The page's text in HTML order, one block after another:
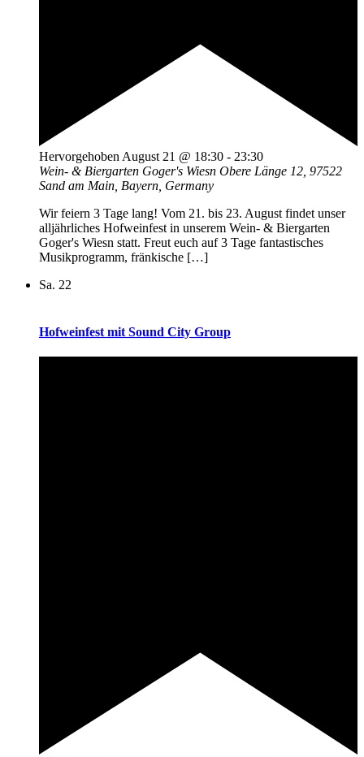
Hervorgehoben August 21 @ 18:30 - 23:30
Wein- & Biergarten Goger's Wiesn Obere Länge 12, 97522
Sand am Main, Bayern, Germany
Wir feiern 3 Tage lang! Vom 21. bis 23. August findet unser
alljährliches Hofweinfest in unserem Wein- & Biergarten
Goger's Wiesn statt. Freut euch auf 3 Tage fantastisches
Musikprogramm, fränkische […]
Sa. 22
Hofweinfest mit Sound City Group